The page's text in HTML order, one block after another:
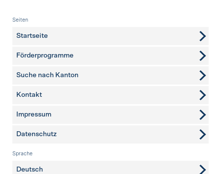
Fusszeile
Seiten
Startseite
Förderprogramme
Suche nach Kanton
weitere Seiten
Kontakt
Impressum
Datenschutz
Sprache
Deutsch